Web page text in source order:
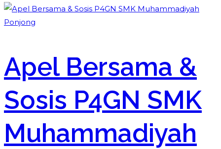
Apel Bersama &
Sosis P4GN SMK
Muhammadiyah